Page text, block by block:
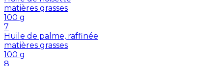
matières grasses
100 g
7
Huile de palme, raffinée
matières grasses
100 g
8